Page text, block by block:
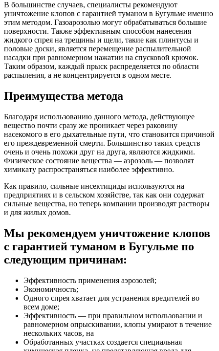
В большинстве случаев, специалисты рекомендуют
уничтожение клопов с гарантией туманом в Бугульме именно
этим методом. Газоарозолью могут обрабатываться большие
поверхности. Также эффективным способом нанесения
жидкого спрея на трещины и щели, такие как плинтусы и
половые доски, является перемещение распылительной
насадки при равномерном нажатии на спусковой крючок.
Таким образом, каждый прыск распределяется по области
распыления, а не концентрируется в одном месте.
Преимущества метода
Благодаря использованию данного метода, действующее
вещество почти сразу же проникает через раковину
насекомого в его дыхательные пути, что становится причиной
его преждевременной смерти. Большинство таких средств
очень и очень похожи друг на друга, являются жидкими.
Физическое состояние вещества — аэрозоль — позволят
химикату распространяться наиболее эффективно.
Как правило, сильные инсектициды используются на
предприятиях и в сельском хозяйстве, так как они содержат
сильные вещества, но теперь компании производят растворы
и для жилых домов.
Мы рекомендуем уничтожение клопов
с гарантией туманом в Бугульме по
следующим причинам:
Эффективность применения аэрозолей;
Экономичность;
Одного спрея хватает для устранения вредителей во
всем доме;
Эффективность — при правильном использовании и
равномерном опрыскивании, клопы умирают в течение
нескольких часов, на
Обработанных участках создается специальная